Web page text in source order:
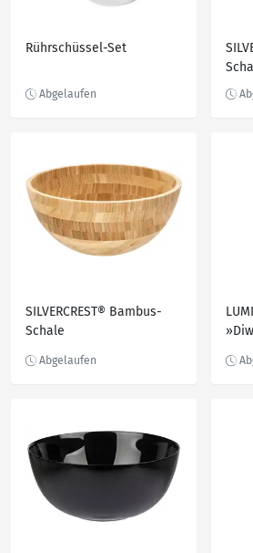
Rührschüssel-Set
SILVERCREST® Bambus-
Schale